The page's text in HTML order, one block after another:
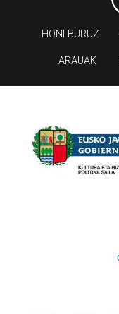
HONI BURUZ
ARAUAK